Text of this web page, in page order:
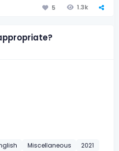
5 1.3k
Miscellaneous 2021